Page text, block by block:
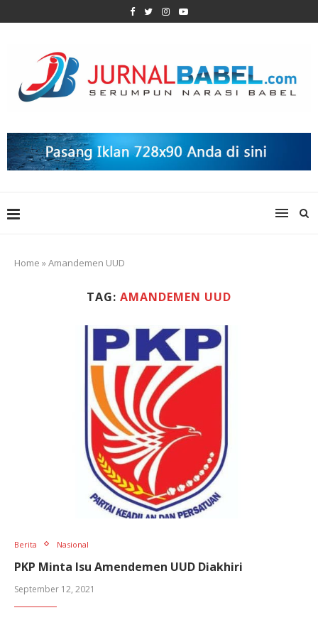
Home »Amandemen UUD
TAG: AMANDEMEN UUD
Berita Nasional
PKP Minta Isu Amendemen UUD Diakhiri
September 12, 2021